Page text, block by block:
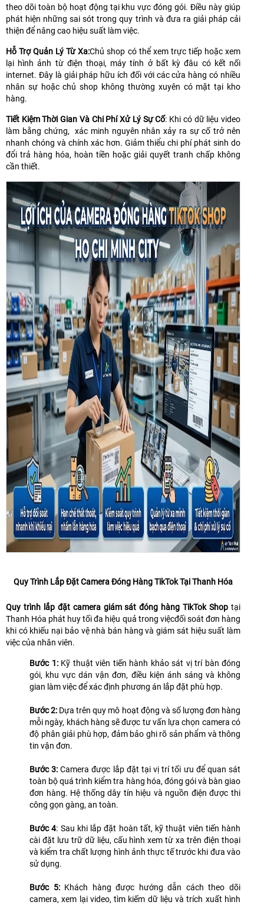
theo dõi toàn bộ hoạt động tại khu vực đóng gói. Điều này giúp
phát hiện những sai sót trong quy trình và đưa ra giải pháp cải
thiện để nâng cao hiệu suất làm việc.
Hỗ Trợ Quản Lý Từ Xa:Chủ shop có thể xem trực tiếp hoặc xem
lại hình ảnh từ điện thoại, máy tính ở bất kỳ đâu có kết nối
internet. Đây là giải pháp hữu ích đối với các cửa hàng có nhiều
nhân sự hoặc chủ shop không thường xuyên có mặt tại kho
hàng.
Tiết Kiệm Thời Gian Và Chi Phí Xử Lý Sự Cố: Khi có dữ liệu video
làm bằng chứng, xác minh nguyên nhân xảy ra sự cố trở nên
nhanh chóng và chính xác hơn. Giảm thiểu chi phí phát sinh do
đổi trả hàng hóa, hoàn tiền hoặc giải quyết tranh chấp không
cần thiết.
Quy Trình Lắp Đặt Camera Đóng Hàng TikTok Tại Thanh Hóa
Quy trình lắp đặt camera giám sát đóng hàng TikTok Shop tại
Thanh Hóa phát huy tối đa hiệu quả trong việcđối soát đơn hàng
khi có khiếu nại bảo vệ nhà bán hàng và giám sát hiệu suất làm
việc của nhân viên.
Bước 1:Kỹ thuật viên tiến hành khảo sát vị trí bàn đóng
gói, khu vực dán vận đơn, điều kiện ánh sáng và không
gian làm việc để xác định phương án lắp đặt phù hợp.
Bước 2: Dựa trên quy mô hoạt động và số lượng đơn hàng
mỗi ngày, khách hàng sẽ được tư vấn lựa chọn camera có
độ phân giải phù hợp, đảm bảo ghi rõ sản phẩm và thông
tin vận đơn.
Bước 3: Camera được lắp đặt tại vị trí tối ưu để quan sát
toàn bộ quá trình kiểm tra hàng hóa, đóng gói và bàn giao
đơn hàng. Hệ thống dây tín hiệu và nguồn điện được thi
công gọn gàng, an toàn.
Bước 4: Sau khi lắp đặt hoàn tất, kỹ thuật viên tiến hành
cài đặt lưu trữ dữ liệu, cấu hình xem từ xa trên điện thoại
và kiểm tra chất lượng hình ảnh thực tế trước khi đưa vào
sử dụng.
Bước 5:Khách hàng được hướng dẫn cách theo dõi
camera, xem lại video, tìm kiếm dữ liệu và trích xuất hình